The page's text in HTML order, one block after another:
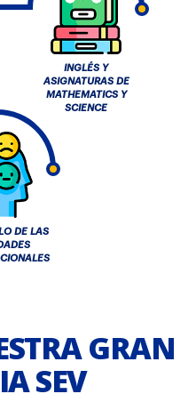
INGLÉS Y
ASIGNATURAS DE
MATHEMATICS Y
SCIENCE
DE LAS
GRAN
SEV